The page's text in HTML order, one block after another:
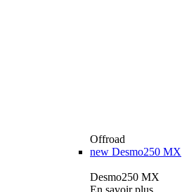
Offroad
new Desmo250 MX
Desmo250 MX